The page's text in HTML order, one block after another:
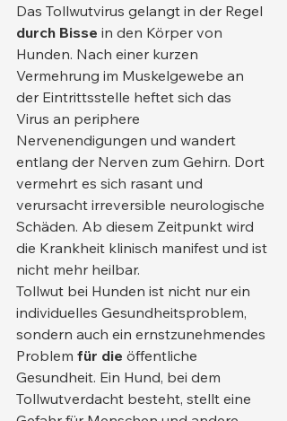
Das Tollwutvirus gelangt in der Regel
durch Bisse in den Körper von
Hunden. Nach einer kurzen
Vermehrung im Muskelgewebe an
der Eintrittsstelle heftet sich das
Virus an periphere
Nervenendigungen und wandert
entlang der Nerven zum Gehirn. Dort
vermehrt es sich rasant und
verursacht irreversible neurologische
Schäden. Ab diesem Zeitpunkt wird
die Krankheit klinisch manifest und ist
nicht mehr heilbar.
Tollwut bei Hunden ist nicht nur ein
individuelles Gesundheitsproblem,
sondern auch ein ernstzunehmendes
Problem für die öffentliche
Gesundheit. Ein Hund, bei dem
Tollwutverdacht besteht, stellt eine